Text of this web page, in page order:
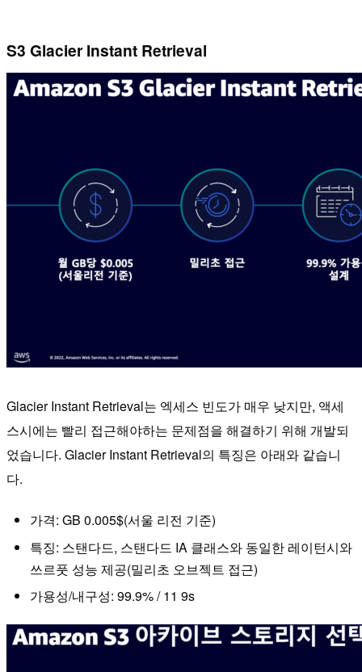
S3 Glacier Instant Retrieval
Glacier Instant Retrieval는 엑세스 빈도가 매우 낮지만, 액세
스시에는 빨리 접근해야하는 문제점을 해결하기 위해 개발되
었습니다. Glacier Instant Retrieval의 특징은 아래와 같습니
다.
가격: GB 0.005$(서울 리전 기준)
특징: 스탠다드, 스탠다드 IA 클래스와 동일한 레이턴시와
쓰르풋 성능 제공(밀리초 오브젝트 접근)
가용성/내구성: 99.9% / 11 9s